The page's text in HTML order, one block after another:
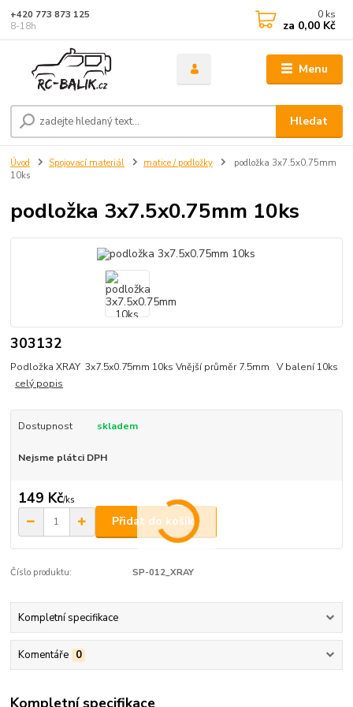
Menu
Hledat
+420 773 873 125
8-18h
0 ks
za 0,00 Kč
Úvod Spojovací materiál matice / podložky
podložka 3x7.5x0.75mm
10ks
podložka 3x7.5x0.75mm 10ks
303132
Podložka XRAY 3x7.5x0.75mm 10ks Vnější průměr 7.5mm V balení 10ks
celý popis
Dostupnost skladem
Nejsme plátci DPH
149 Kč/ks
Přidat do košíku
Číslo produktu: SP-012_XRAY
Kompletní specifikace
Komentáře 0
Kompletní specifikace